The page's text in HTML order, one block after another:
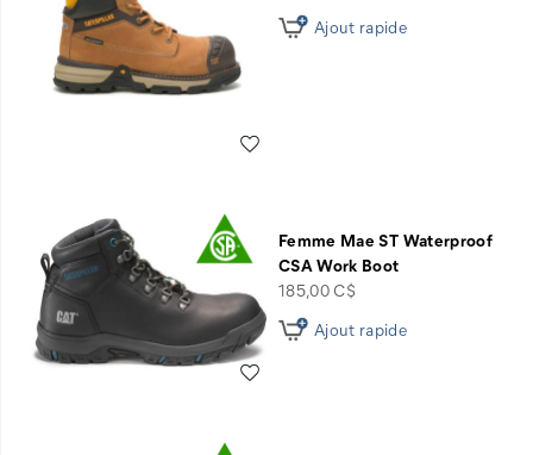
Ajout rapide
Femme Mae ST Waterproof
CSA Work Boot
price
185,00 C$
Ajout rapide